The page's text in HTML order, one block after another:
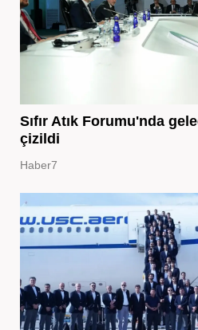
Sıfır Atık Forumu'nda
çizildi
Haber7